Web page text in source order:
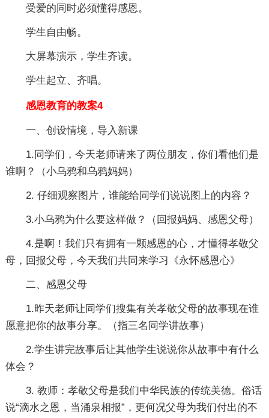
受爱的同时必须懂得感恩。
学生自由畅。
大屏幕演示，学生齐读。
学生起立、齐唱。
感恩教育的教案4
一、创设情境，导入新课
1.同学们，今天老师请来了两位朋友，你们看他们是
谁啊？（小乌鸦和乌鸦妈妈）
2. 仔细观察图片，谁能给同学们说说图上的内容？
3.小乌鸦为什么要这样做？（回报妈妈、感恩父母）
4.是啊！我们只有拥有一颗感恩的心，才懂得孝敬父
母，回报父母，今天我们共同来学习《永怀感恩心》
二、感恩父母
1.昨天老师让同学们搜集有关孝敬父母的故事现在谁
愿意把你的故事分享。（指三名同学讲故事）
2.学生讲完故事后让其他学生说说你从故事中有什么
体会？
3. 教师：孝敬父母是我们中华民族的传统美德。俗话
说“滴水之恩，当涌泉相报”，更何况父母为我们付出的不